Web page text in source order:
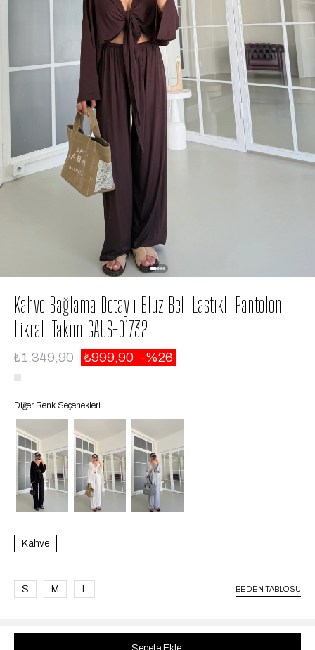
Kahve Bağlama Detaylı Bluz Beli Lastikli Pantolon
Likralı Takım GAUS-01732
₺1.349,90 ₺999,90 26
Diğer Renk Seçenekleri
Kahve
S M BEDEN TABLOSU